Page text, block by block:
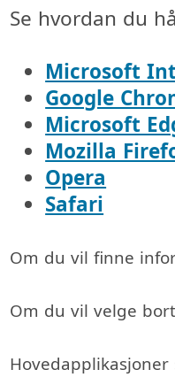
Se hvordan du
Microsoft
Google
Microsoft
Mozilla
Opera
Safari
Om du vil finne
Om du vil velge